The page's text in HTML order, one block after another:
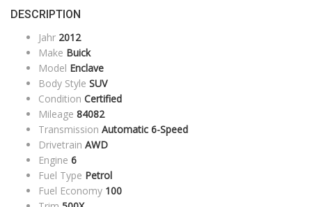
DESCRIPTION
Jahr 2012
Make Buick
Model Enclave
Body Style SUV
Condition Certified
Mileage 84082
Transmission Automatic 6-Speed
Drivetrain AWD
Engine 6
Fuel Type Petrol
Fuel Economy 100